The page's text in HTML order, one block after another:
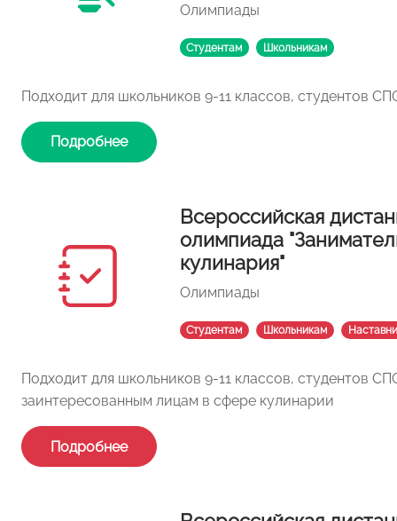
Олимпиады
Студентам Школьникам
Подходит для школьников 9-11 классов, студентов
Подробнее
Всероссийская
олимпиада
кулинария"
Олимпиады
Студентам Школьникам
Подходит для школьников 9-11 классов, студентов
заинтересованным лицам в сфере кулинарии
Подробнее